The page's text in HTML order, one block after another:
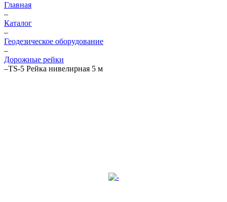
Главная
–
Каталог
–
Геодезическое оборудование
–
Дорожные рейки
–TS-5 Рейка нивелирная 5 м